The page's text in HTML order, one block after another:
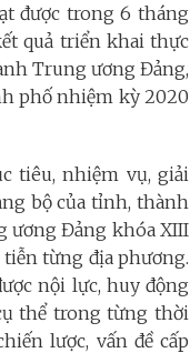
được trong 6 tháng
quả triển khai thực
Trung ương Đảng,
phố nhiệm kỳ 2020
tiêu, nhiệm vụ, giải
bộ của tỉnh, thành
ương Đảng khóa XIII
từng địa phương.
nội lực, huy động
thể trong từng thời
lược, vấn đề cấp